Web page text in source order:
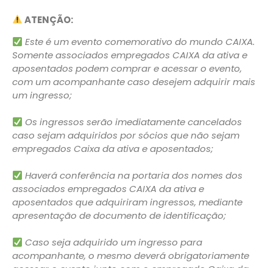
ATENÇÃO:
Este é um evento comemorativo do mundo CAIXA.
Somente associados empregados CAIXA da ativa e
aposentados podem comprar e acessar o evento,
com um acompanhante caso desejem adquirir mais
um ingresso;
Os ingressos serão imediatamente cancelados
caso sejam adquiridos por sócios que não sejam
empregados Caixa da ativa e aposentados;
Haverá conferência na portaria dos nomes dos
associados empregados CAIXA da ativa e
aposentados que adquiriram ingressos, mediante
apresentação de documento de identificação;
Caso seja adquirido um ingresso para
acompanhante, o mesmo deverá obrigatoriamente